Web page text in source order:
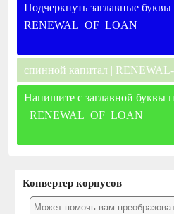
Подчеркнуть заглавные буквы
RENEWAL_OF_LOAN
спинной капитал |
Напишите с заглавной буквы
_RENEWAL_OF_LOAN
Конвертер корпусов